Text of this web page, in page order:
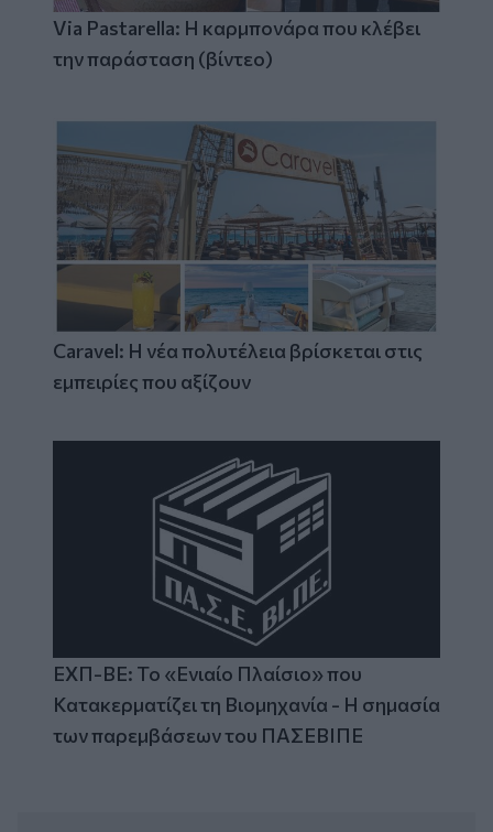
Via Pastarella: Η καρμπονάρα που κλέβει
την παράσταση (βίντεο)
Caravel: Η νέα πολυτέλεια βρίσκεται στις
εμπειρίες που αξίζουν
ΕΧΠ-ΒΕ: Το «Ενιαίο Πλαίσιο» που
Κατακερματίζει τη Βιομηχανία - Η σημασία
των παρεμβάσεων του ΠΑΣΕΒΙΠΕ